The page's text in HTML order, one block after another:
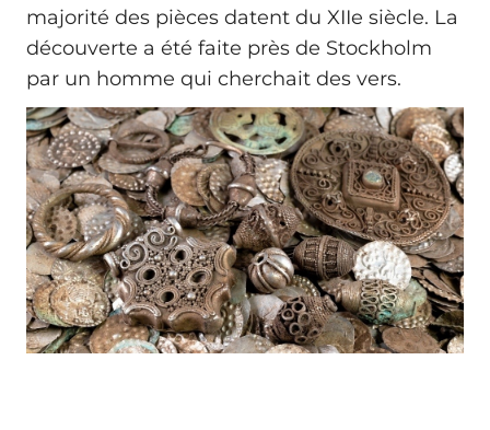
majorité des pièces datent du XIIe siècle. La
découverte a été faite près de Stockholm
par un homme qui cherchait des vers.